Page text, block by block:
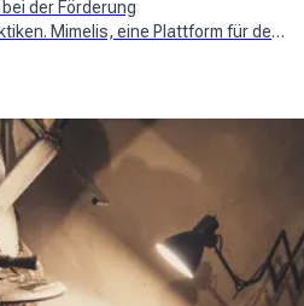
der Förderung
Mimelis, eine Plattform für den